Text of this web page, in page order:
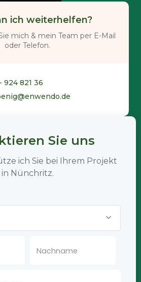
ich weiterhelfen?
mich & mein Team per E-Mail
oder Telefon.
924 821 36
Sie uns
ich Sie bei Ihrem Projekt
in Nünchritz.